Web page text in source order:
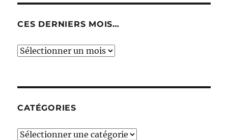
CES DERNIERS MOIS…
Ces
CATÉGORIES
Catégories